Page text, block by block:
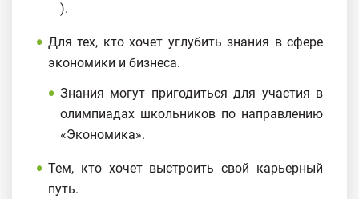
).
Для тех, кто хочет углубить знания в сфере
экономики и бизнеса.
Знания могут пригодиться для участия в
олимпиадах школьников по направлению
«Экономика».
Тем, кто хочет выстроить свой карьерный
путь.